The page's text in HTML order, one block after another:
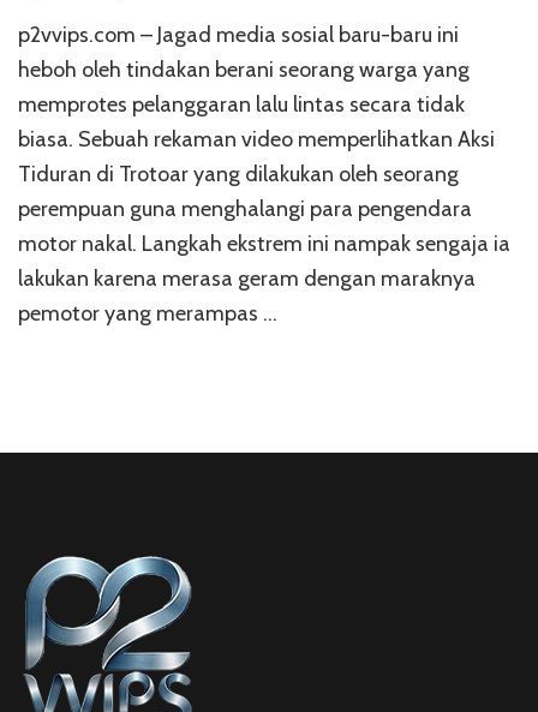
p2vvips.com – Jagad media sosial baru-baru ini
heboh oleh tindakan berani seorang warga yang
memprotes pelanggaran lalu lintas secara tidak
biasa. Sebuah rekaman video memperlihatkan Aksi
Tiduran di Trotoar yang dilakukan oleh seorang
perempuan guna menghalangi para pengendara
motor nakal. Langkah ekstrem ini nampak sengaja ia
lakukan karena merasa geram dengan maraknya
pemotor yang merampas …